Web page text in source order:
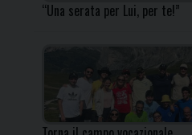
“Una serata per Lui, per te!”